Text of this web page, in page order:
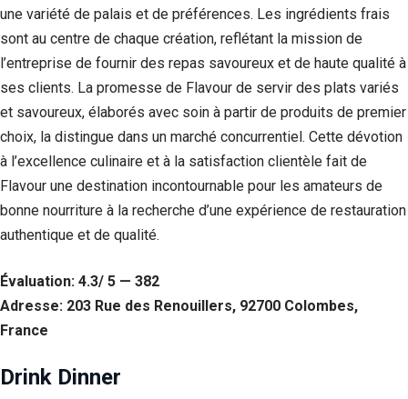
une variété de palais et de préférences. Les ingrédients frais
sont au centre de chaque création, reflétant la mission de
l’entreprise de fournir des repas savoureux et de haute qualité à
ses clients. La promesse de Flavour de servir des plats variés
et savoureux, élaborés avec soin à partir de produits de premier
choix, la distingue dans un marché concurrentiel. Cette dévotion
à l’excellence culinaire et à la satisfaction clientèle fait de
Flavour une destination incontournable pour les amateurs de
bonne nourriture à la recherche d’une expérience de restauration
authentique et de qualité.
Évaluation: 4.3/ 5 — 382
Adresse: 203 Rue des Renouillers, 92700 Colombes,
France
Drink Dinner